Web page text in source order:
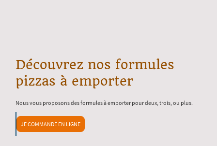
Découvrez nos formules
pizzas à emporter
Nous vous proposons des formules à emporter pour deux, trois, ou plus.
JE COMMANDE EN LIGNE